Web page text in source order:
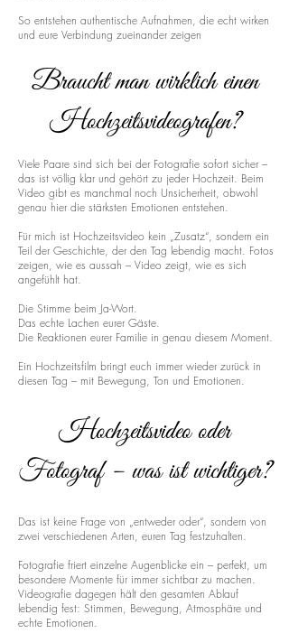
So entstehen authentische Aufnahmen, die echt wirken
und eure Verbindung zueinander zeigen
Braucht man wirklich einen
Hochzeitsvideografen?
Viele Paare sind sich bei der Fotografie sofort sicher –
das ist völlig klar und gehört zu jeder Hochzeit. Beim
Video gibt es manchmal noch Unsicherheit, obwohl
genau hier die stärksten Emotionen entstehen.
Für mich ist Hochzeitsvideo kein „Zusatz“, sondern ein
Teil der Geschichte, der den Tag lebendig macht. Fotos
zeigen, wie es aussah – Video zeigt, wie es sich
angefühlt hat.
Die Stimme beim Ja-Wort.
Das echte Lachen eurer Gäste.
Die Reaktionen eurer Familie in genau diesem Moment.
Ein Hochzeitsfilm bringt euch immer wieder zurück in
diesen Tag – mit Bewegung, Ton und Emotionen.
Hochzeitsvideo oder
Fotograf – was ist wichtiger?
Das ist keine Frage von „entweder oder“, sondern von
zwei verschiedenen Arten, euren Tag festzuhalten.
Fotografie friert einzelne Augenblicke ein – perfekt, um
besondere Momente für immer sichtbar zu machen.
Videografie dagegen hält den gesamten Ablauf
lebendig fest: Stimmen, Bewegung, Atmosphäre und
echte Emotionen.